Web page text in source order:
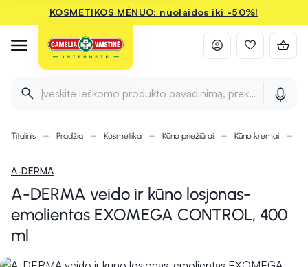
KOSMETIKOS MĖNUO: nuolaidos iki -50%!
Įveskite ieškomo produkto pavadinimą, prekės ženklą ir
Titulinis Pradžia Kosmetika Kūno priežiūrai Kūno kremai
A-DERMA
A-DERMA veido ir kūno losjonas-
emolientas EXOMEGA CONTROL, 400
ml